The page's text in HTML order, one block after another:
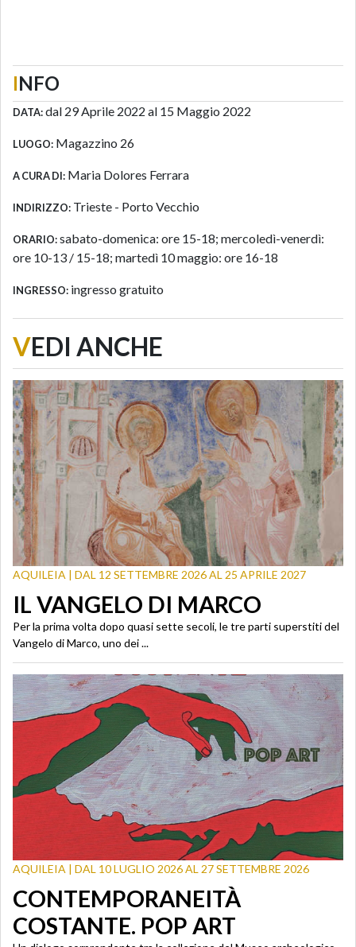
INFO
DATA:dal 29 Aprile 2022 al 15 Maggio 2022
LUOGO: Magazzino 26
A CURA DI: Maria Dolores Ferrara
INDIRIZZO: Trieste - Porto Vecchio
ORARIO:sabato-domenica: ore 15-18; mercoledì-venerdì:
ore 10-13 / 15-18; martedì 10 maggio: ore 16-18
INGRESSO: ingresso gratuito
VEDI ANCHE
AQUILEIA | DAL 12 SETTEMBRE 2026 AL 25 APRILE 2027
IL VANGELO DI MARCO
Per la prima volta dopo quasi sette secoli, le tre parti superstiti del
Vangelo di Marco, uno dei ...
AQUILEIA | DAL 10 LUGLIO 2026 AL 27 SETTEMBRE 2026
CONTEMPORANEITÀ
COSTANTE. POP ART